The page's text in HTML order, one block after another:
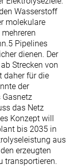
Wasserstoff
molekulare
5 Pipelines
dienen. Der
Strecken von
daher für die
der
Gasnetz
das Netz
Konzept will
bis 2035 in
aus
erzeugten
transportieren.